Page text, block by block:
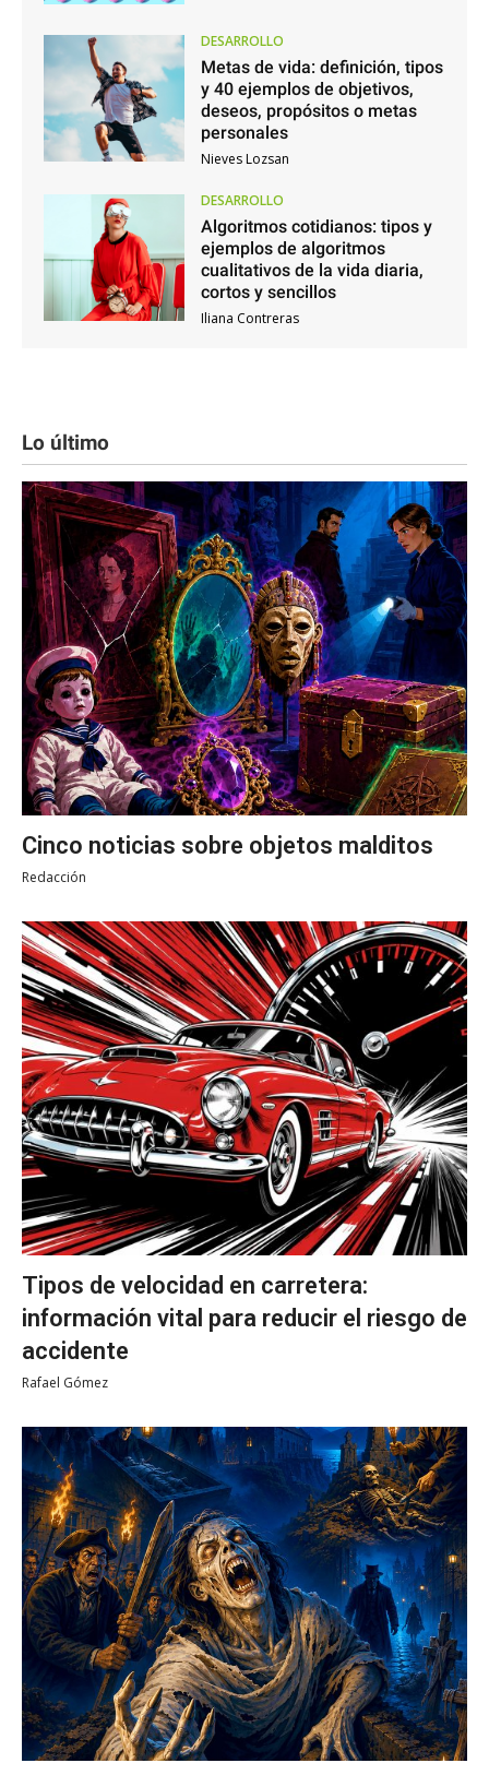
DESARROLLO
Metas de vida: definición, tipos
y 40 ejemplos de objetivos,
deseos, propósitos o metas
personales
Nieves Lozsan
DESARROLLO
Algoritmos cotidianos: tipos y
ejemplos de algoritmos
cualitativos de la vida diaria,
cortos y sencillos
Iliana Contreras
Lo último
Cinco noticias sobre objetos malditos
Redacción
Tipos de velocidad en carretera:
información vital para reducir el riesgo de
accidente
Rafael Gómez